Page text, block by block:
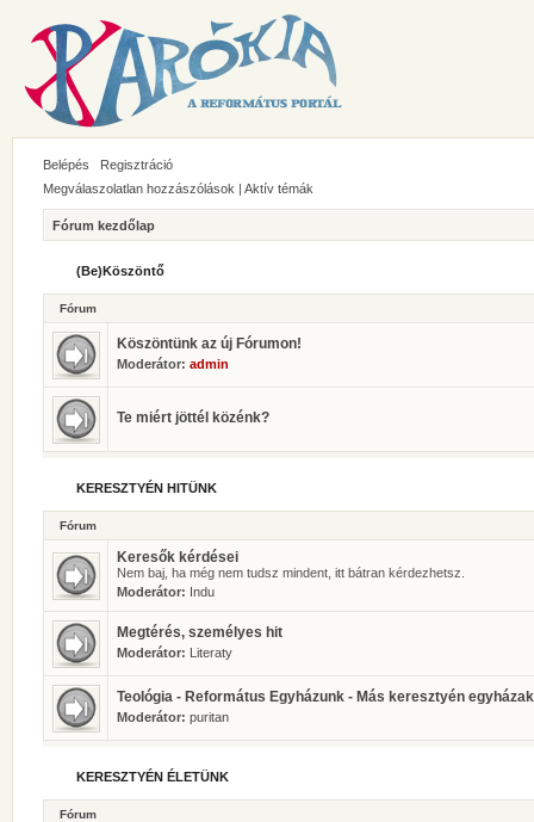
Belépés
Regisztráció
Megválaszolatlan hozzászólások | Aktív témák
Fórum kezdőlap
(Be)Köszöntő
Fórum
Köszöntünk az új Fórumon!
Moderátor: admin
Te miért jöttél közénk?
KERESZTYÉN HITÜNK
Fórum
Keresők kérdései
Nem baj, ha még nem tudsz mindent, itt bátran kérdezhetsz.
Moderátor: Indu
Megtérés, személyes hit
Moderátor: Literaty
Teológia - Református Egyházunk - Más keresztyén egyházak
Moderátor: puritan
KERESZTYÉN ÉLETÜNK
Fórum